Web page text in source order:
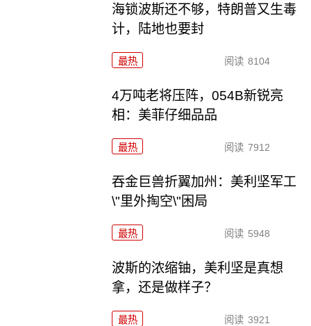
海锁波斯还不够，特朗普又生毒
计，陆地也要封
最热 阅读 8104
4万吨老将压阵，054B新锐亮
相：美菲仔细品品
最热 阅读 7912
吞金巨兽折翼加州：美利坚军工
\"里外掏空\"困局
最热 阅读 5948
波斯的浓缩铀，美利坚是真想
拿，还是做样子？
最热 阅读 3921